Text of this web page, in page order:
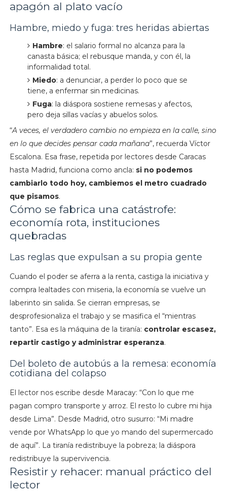
apagón al plato vacío
Hambre, miedo y fuga: tres heridas abiertas
Hambre: el salario formal no alcanza para la
canasta básica; el rebusque manda, y con él, la
informalidad total.
Miedo: a denunciar, a perder lo poco que se
tiene, a enfermar sin medicinas.
Fuga: la diáspora sostiene remesas y afectos,
pero deja sillas vacías y abuelos solos.
“A veces, el verdadero cambio no empieza en la calle, sino
en lo que decides pensar cada mañana”, recuerda Víctor
Escalona. Esa frase, repetida por lectores desde Caracas
hasta Madrid, funciona como ancla: si no podemos
cambiarlo todo hoy, cambiemos el metro cuadrado
que pisamos.
Cómo se fabrica una catástrofe:
economía rota, instituciones
quebradas
Las reglas que expulsan a su propia gente
Cuando el poder se aferra a la renta, castiga la iniciativa y
compra lealtades con miseria, la economía se vuelve un
laberinto sin salida. Se cierran empresas, se
desprofesionaliza el trabajo y se masifica el “mientras
tanto”. Esa es la máquina de la tiranía: controlar escasez,
repartir castigo y administrar esperanza.
Del boleto de autobús a la remesa: economía
cotidiana del colapso
El lector nos escribe desde Maracay: “Con lo que me
pagan compro transporte y arroz. El resto lo cubre mi hija
desde Lima”. Desde Madrid, otro susurro: “Mi madre
vende por WhatsApp lo que yo mando del supermercado
de aquí”. La tiranía redistribuye la pobreza; la diáspora
redistribuye la supervivencia.
Resistir y rehacer: manual práctico del
lector